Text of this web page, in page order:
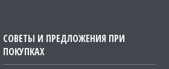
СОВЕТЫ И ПРЕДЛОЖЕНИЯ ПРИ
ПОКУПКАХ